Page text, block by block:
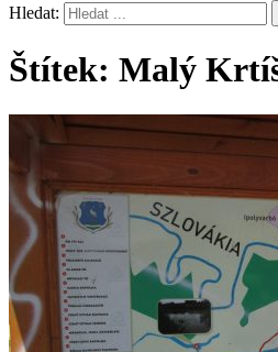
Hledat:
Štítek: Malý